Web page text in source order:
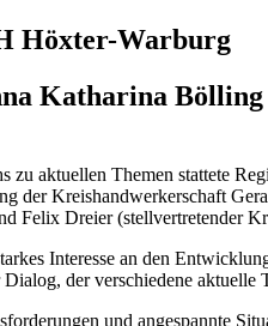
Höxter-Warburg
Katharina
zu aktuellen Themen stattete
der Kreishandwerkerschaft
Felix Dreier (stellvertretender
Interesse an den
der verschiedene aktuelle
und angespannte